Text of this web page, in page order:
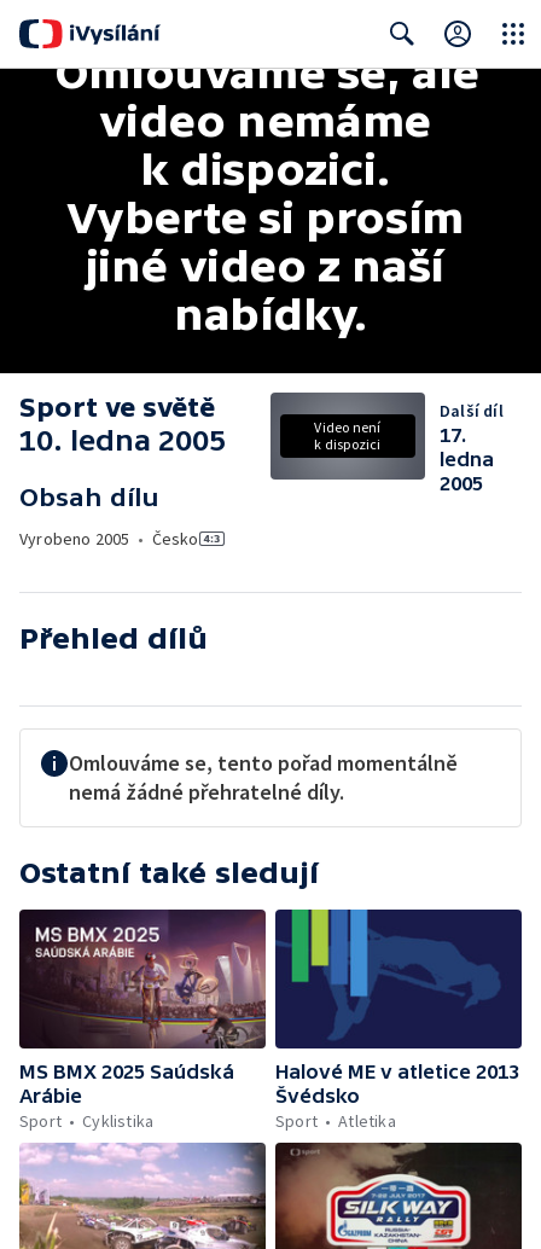
Search
Omlouváme se, ale
video nemáme
k dispozici.
Vyberte si prosím
jiné video z naší
nabídky.
Sport ve světě
10. ledna 2005
Obsah dílu
Vyrobeno 2005 • Česko
Video není
k dispozici
Další díl
17.
ledna
2005
Přehled dílů
Omlouváme se, tento pořad momentálně
nemá žádné přehratelné díly.
Ostatní také sledují
MS BMX 2025 Saúdská
Arábie
Sport
Cyklistika
Halové ME v atletice 2013
Švédsko
Sport
Atletika